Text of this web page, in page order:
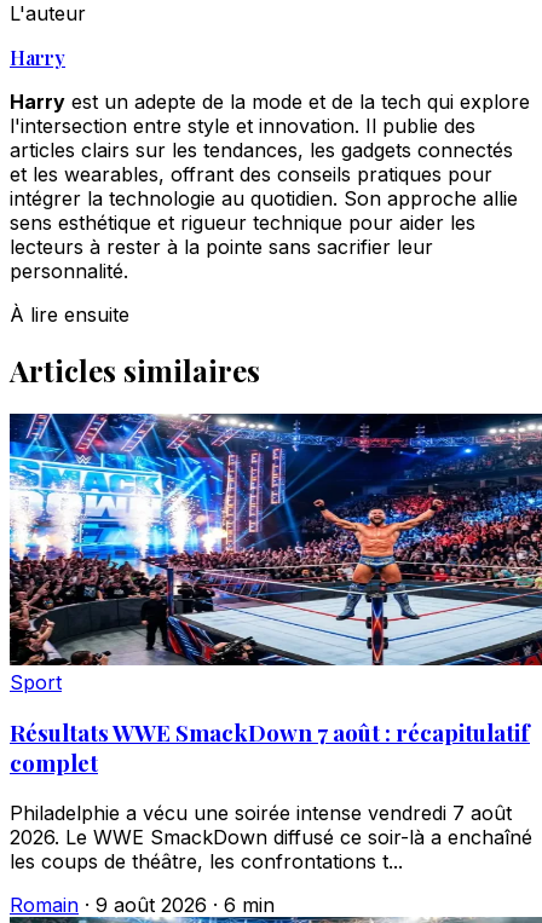
L'auteur
Harry
Harry est un adepte de la mode et de la tech qui explore
l'intersection entre style et innovation. Il publie des
articles clairs sur les tendances, les gadgets connectés
et les wearables, offrant des conseils pratiques pour
intégrer la technologie au quotidien. Son approche allie
sens esthétique et rigueur technique pour aider les
lecteurs à rester à la pointe sans sacrifier leur
personnalité.
À lire ensuite
Articles similaires
Sport
Résultats WWE SmackDown 7 août : récapitulatif
complet
Philadelphie a vécu une soirée intense vendredi 7 août
2026. Le WWE SmackDown diffusé ce soir-là a enchaîné
les coups de théâtre, les confrontations t...
Romain · 9 août 2026 · 6 min